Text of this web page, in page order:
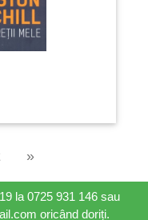
»
la 0725 931 146 sau
oricând doriți.